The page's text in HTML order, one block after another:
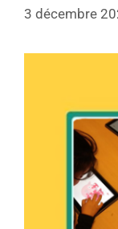
3 décembre